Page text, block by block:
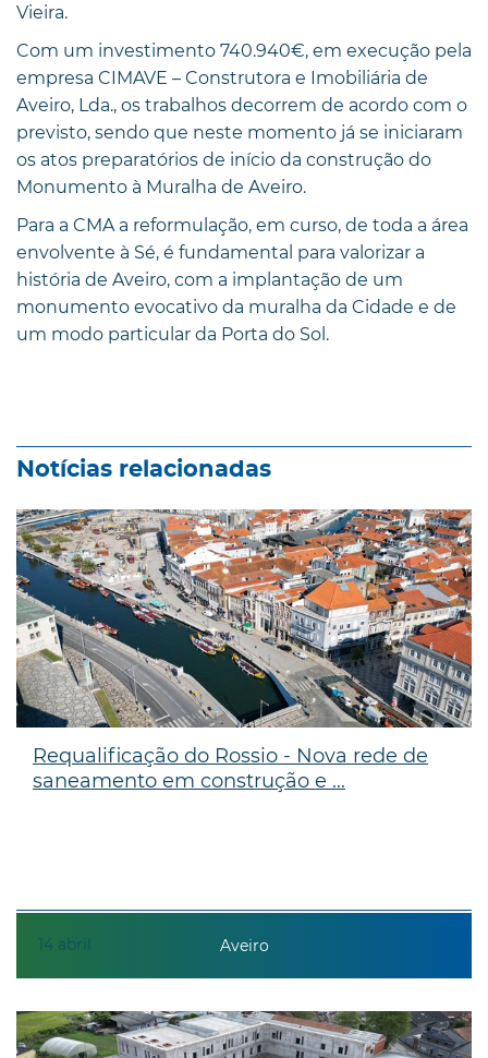
Vieira.
Com um investimento 740.940€, em execução pela
empresa CIMAVE – Construtora e Imobiliária de
Aveiro, Lda., os trabalhos decorrem de acordo com o
previsto, sendo que neste momento já se iniciaram
os atos preparatórios de início da construção do
Monumento à Muralha de Aveiro.
Para a CMA a reformulação, em curso, de toda a área
envolvente à Sé, é fundamental para valorizar a
história de Aveiro, com a implantação de um
monumento evocativo da muralha da Cidade e de
um modo particular da Porta do Sol.
Notícias relacionadas
14 abril
Requalificação do Rossio - Nova rede de
saneamento em construção e ...
Aveiro